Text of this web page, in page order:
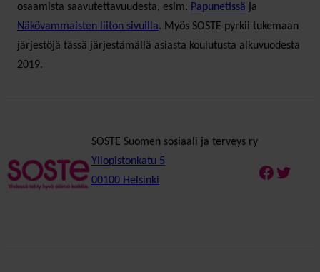
osaamista saavutettavuudesta, esim. Papunetissä ja
Näkövammaisten liiton sivuilla. Myös SOSTE pyrkii tukemaan
järjestöjä tässä järjestämällä asiasta koulutusta alkuvuodesta
2019.
SOSTE Suomen sosiaali ja terveys ry
Yliopistonkatu 5
00100 Helsinki